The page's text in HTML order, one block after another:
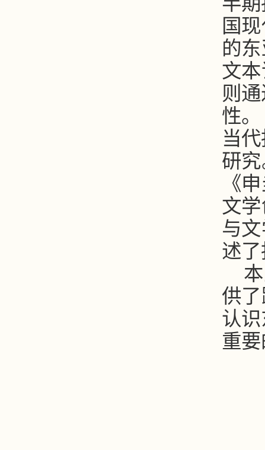
国
的
文
则
性
当
研
《
文
与
述
供
认
重